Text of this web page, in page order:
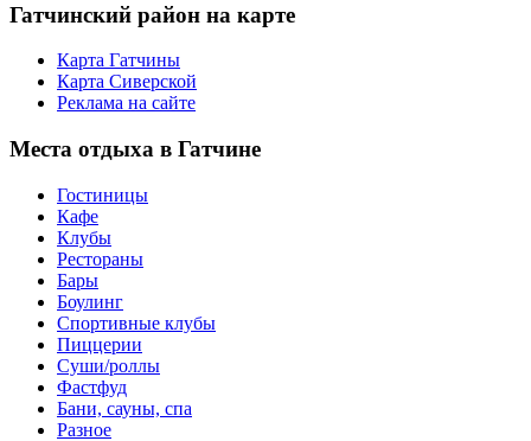
Гатчинский район на карте
Карта Гатчины
Карта Сиверской
Реклама на сайте
Места отдыха в Гатчине
Гостиницы
Кафе
Клубы
Рестораны
Бары
Боулинг
Спортивные клубы
Пиццерии
Суши/роллы
Фастфуд
Бани, сауны, спа
Разное